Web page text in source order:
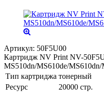
Артикул: 50F5U00
Картридж NV Print NV-
MS510dn/MS610de/
Тип картриджа тонерный
Ресурс
20000 стр.